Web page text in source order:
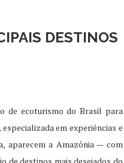
DESTINOS
de ecoturismo do Brasil para
em experiências e
aparecem a Amazônia — com